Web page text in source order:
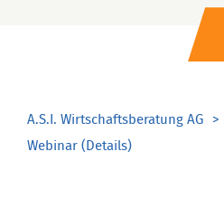
A.S.I. Wirtschaftsberatung AG
Webinar (Details)